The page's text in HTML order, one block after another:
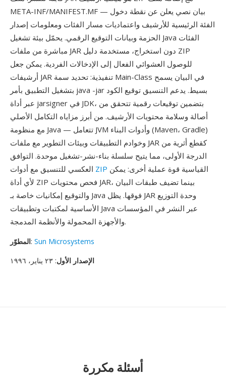
META-INF/MANIFEST.MF — بيان نصي يعلن عن نقطة دخول
الفئة الرئيسية للأرشيف واعتماديات مسار الفئات ومعلومات إصدار
الحزمة وبيانات التوقيع الرقمي. يحمّل بيئة تشغيل Java الفئات
مباشرة من ملفات JAR دون استخراج، مستخدمة دليل ZIP
للوصول العشوائي الفعال إلى الإدخالات الفردية. يمكن جعل
أرشيفات JAR تنفيذية: تحديد سمة Main-Class في البيان يسمح
بتشغيل التطبيق بأمر java -jar بسيط. يدعم التنسيق توقيع الكود
عبر أداة jarsigner في JDK، بتضمين توقيعات رقمية تتحقق من
أصالة وسلامة محتويات الأرشيف. من أبرز مزاياه التكامل الأصلي
مع منظومة Java — تتعامل JVM وأدوات البناء (Maven، Gradle)
وخوادم التطبيقات وبيئات التطوير مع ملفات JAR كقطع أثرية من
الدرجة الأولى، مما يتيح سلسلة بناء-نشر-تشغيل موحدة. التوافق
ZIP
لأي أداة ZIP فحص محتويات JAR، بينما تضيف طبقات البيان
والتوقيع إمكانيات خاصة بـ Java فوقها. يظل JAR وحدة التوزيع
الأساسية لمكتبات وتطبيقات Java عبر النشر في المؤسسات
والأجهزة المحمولة والأنظمة المدمجة.
المطوّر: Sun Microsystems
الإصدار الأول: ٢٣ يناير، ١٩٩٦
أسئلة مكررة